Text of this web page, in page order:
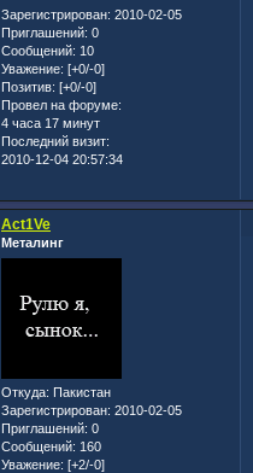
Зарегистрирован: 2010-02-05
Приглашений: 0
Сообщений: 10
Уважение: [+0/-0]
Позитив: [+0/-0]
Провел на форуме:
4 часа 17 минут
Последний визит:
2010-12-04 20:57:34
Act1Ve
Металинг
Откуда: Пакистан
Зарегистрирован: 2010-02-05
Приглашений: 0
Сообщений: 160
Уважение: [+2/-0]